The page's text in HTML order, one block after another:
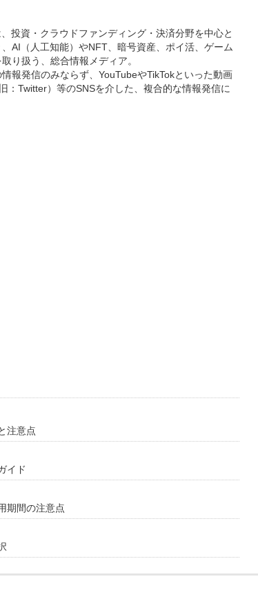
投資・クラウドファンディング・決済分野を中心と
AI（人工知能）やNFT、暗号資産、ポイ活、ゲーム
り扱う、総合情報メディア。
報発信のみならず、YouTubeやTikTokといった動画
：Twitter）等のSNSを介した、複合的な情報発信に
注意点
イド
期間の注意点